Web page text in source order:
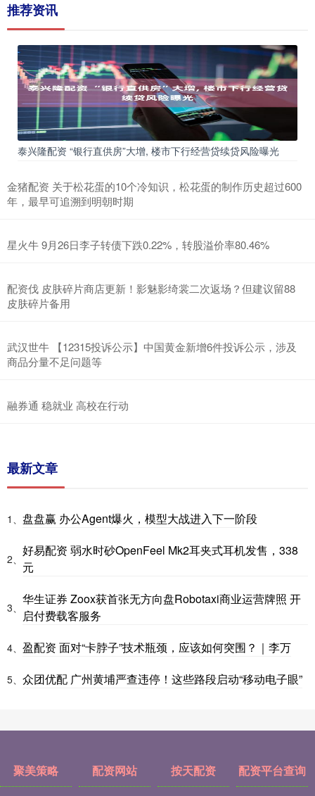
推荐资讯
泰兴隆配资 “银行直供房”大增, 楼市下行经营贷续贷风险曝光
金猪配资 关于松花蛋的10个冷知识，松花蛋的制作历史超过600
年，最早可追溯到明朝时期
星火牛 9月26日李子转债下跌0.22%，转股溢价率80.46%
配资伐 皮肤碎片商店更新！影魅影绮裳二次返场？但建议留88
皮肤碎片备用
武汉世牛 【12315投诉公示】中国黄金新增6件投诉公示，涉及
商品分量不足问题等
融券通 稳就业 高校在行动
最新文章
1、 盘盘赢 办公Agent爆火，模型大战进入下一阶段
2、
好易配资 弱水时砂OpenFeel Mk2耳夹式耳机发售，338
元
3、
华生证券 Zoox获首张无方向盘Robotaxi商业运营牌照 开
启付费载客服务
4、 盈配资 面对“卡脖子”技术瓶颈，应该如何突围？｜李万
5、 众团优配 广州黄埔严查违停！这些路段启动“移动电子眼”
聚美策略 配资网站 按天配资 配资平台查询